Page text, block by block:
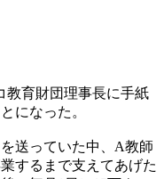
教育財団理事長に手紙
になった。
送っていた中、A教師
するまで支えてあげた